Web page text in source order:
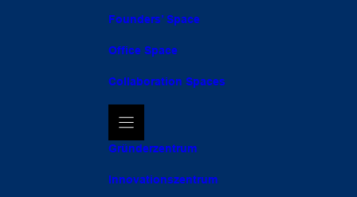
Founders’ Space
Office Space
Collaboration Spaces
Gründerzentrum
Innovationszentrum